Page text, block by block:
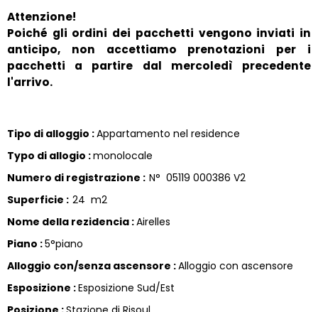
Attenzione!
Poiché gli ordini dei pacchetti vengono inviati in
anticipo, non accettiamo prenotazioni per i
pacchetti a partire dal mercoledì precedente
l'arrivo.
Tipo di alloggio :Appartamento nel residence
Typo di allogio :monolocale
Numero di registrazione : N° 05119 000386 V2
Superficie : 24 m2
Nome della rezidencia :Airelles
Piano :5°piano
Alloggio con/senza ascensore :Alloggio con ascensore
Esposizione :Esposizione Sud/Est